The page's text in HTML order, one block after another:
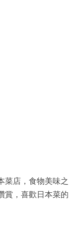
菜店，食物美味之
賞，喜歡日本菜的